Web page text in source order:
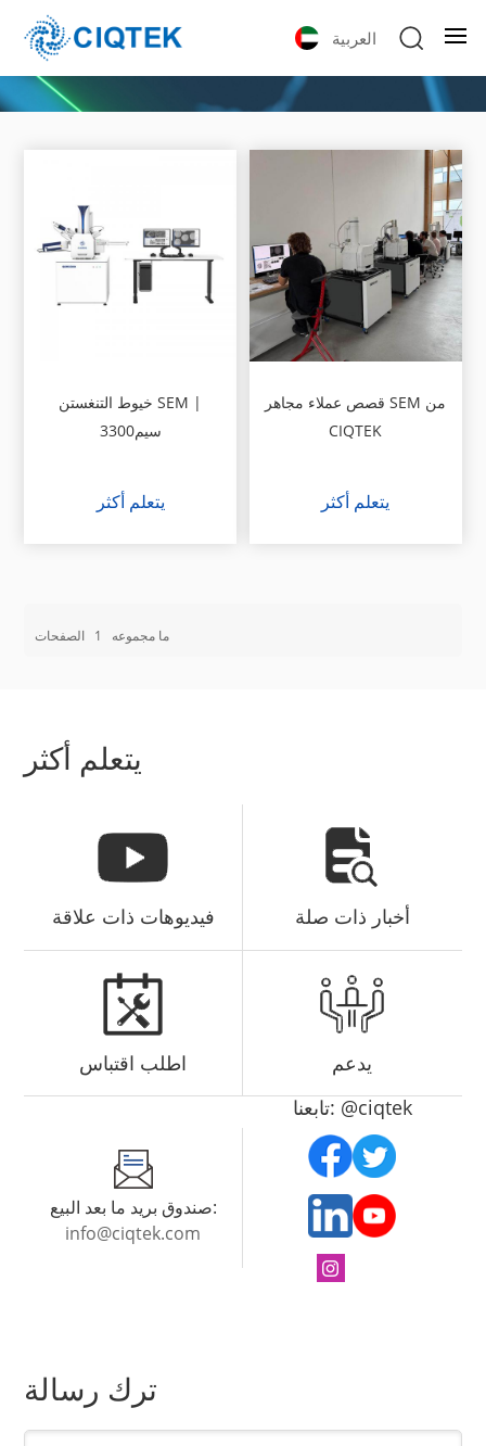
العربية
خيوط التنغستن SEM |
سيم3300
يتعلم أكثر
قصص عملاء مجاهر SEM من
CIQTEK
يتعلم أكثر
ما مجموعه 1 الصفحات
يتعلم أكثر
فيديوهات ذات علاقة أخبار ذات صلة
اطلب اقتباس يدعم
صندوق بريد ما بعد البيع:
info@ciqtek.com
تابعنا: @ciqtek
ترك رسالة